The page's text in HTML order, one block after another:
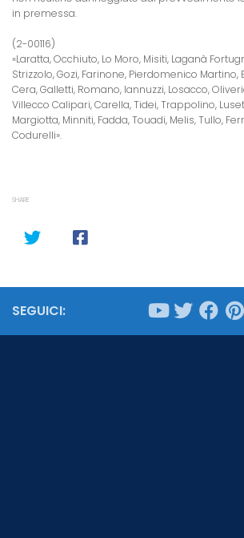
in premessa.
(2-00116)
«Laratta, Occhiuto, Lo Moro, Misiti, Laganà
Strizzolo, Gozi, Farinone, Pierdomenico Martino,
Cera, Galletti, Romano, Iannuzzi, Losacco,
Villecco Calipari, Carella, Tidei, Trappolino,
Margiotta, Minniti, Fadda, Touadi, Melis, Tullo,
Codurelli».
SHARE
SEGUICI: